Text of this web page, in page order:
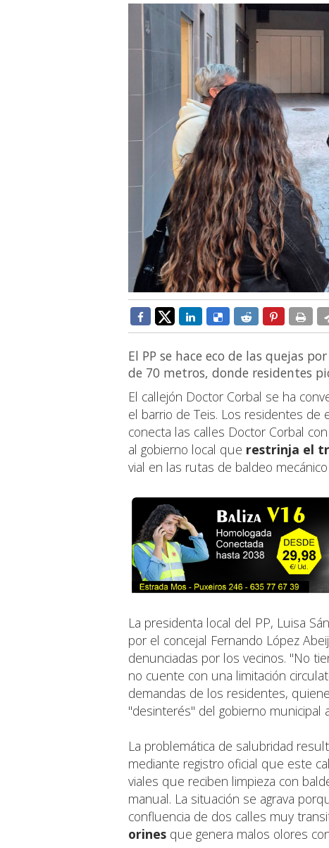
El PP se hace eco de las quejas
de 70 metros, donde residentes
El callejón Doctor Corbal se ha
el barrio de Teis. Los residentes
conecta las calles Doctor Corbal
al gobierno local que restrinja el
vial en las rutas de baldeo
La presidenta local del PP, Luisa
por el concejal Fernando López
denunciadas por los vecinos. "No
no cuente con una limitación
demandas de los residentes,
"desinterés" del gobierno municipal
La problemática de salubridad
mediante registro oficial que este
viales que reciben limpieza con
manual. La situación se agrava
confluencia de dos calles muy
orines que genera malos olores